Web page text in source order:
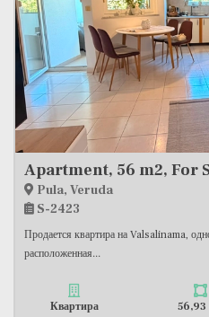
Apartment, 72 m2,
Ližnjan
S-2386
Продаётся просторная семейная
расположенная...
Квартира